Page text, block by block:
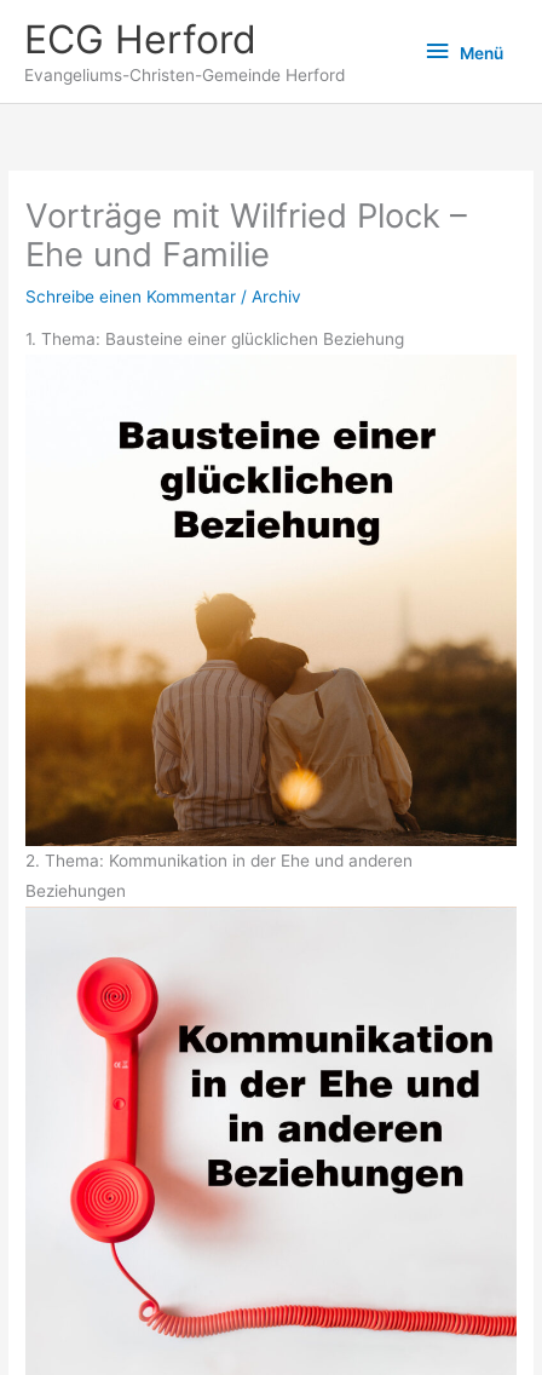
Inhalt
springen
ECG Herford
Evangeliums-Christen-Gemeinde Herford
Menü
Menü
Vorträge mit Wilfried Plock –
Ehe und Familie
Schreibe einen Kommentar /Archiv
1. Thema: Bausteine einer glücklichen Beziehung
2. Thema: Kommunikation in der Ehe und anderen
Beziehungen